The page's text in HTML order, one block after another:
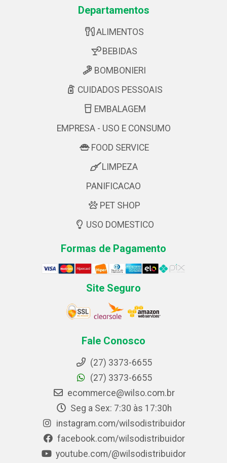
Departamentos
ALIMENTOS
BEBIDAS
BOMBONIERI
CUIDADOS PESSOAIS
EMBALAGEM
EMPRESA - USO E CONSUMO
FOOD SERVICE
LIMPEZA
PANIFICACAO
PET SHOP
USO DOMESTICO
Formas de Pagamento
Site Seguro
Fale Conosco
(27) 3373-6655
(27) 3373-6655
ecommerce@wilso.com.br
Seg a Sex: 7:30 às 17:30h
instagram.com/wilsodistribuidor
facebook.com/wilsodistribuidor
youtube.com/@wilsodistribuidor